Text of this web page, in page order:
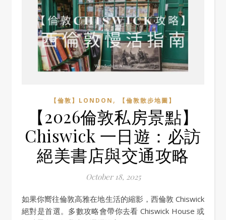
【倫敦】LONDON , 【倫敦散步地圖】
【2026倫敦私房景點】
Chiswick 一日遊：必訪
絕美書店與交通攻略
October 18, 2025
如果你嚮往倫敦高雅在地生活的縮影，西倫敦 Chiswick
絕對是首選。多數攻略會帶你去看 Chiswick House 或